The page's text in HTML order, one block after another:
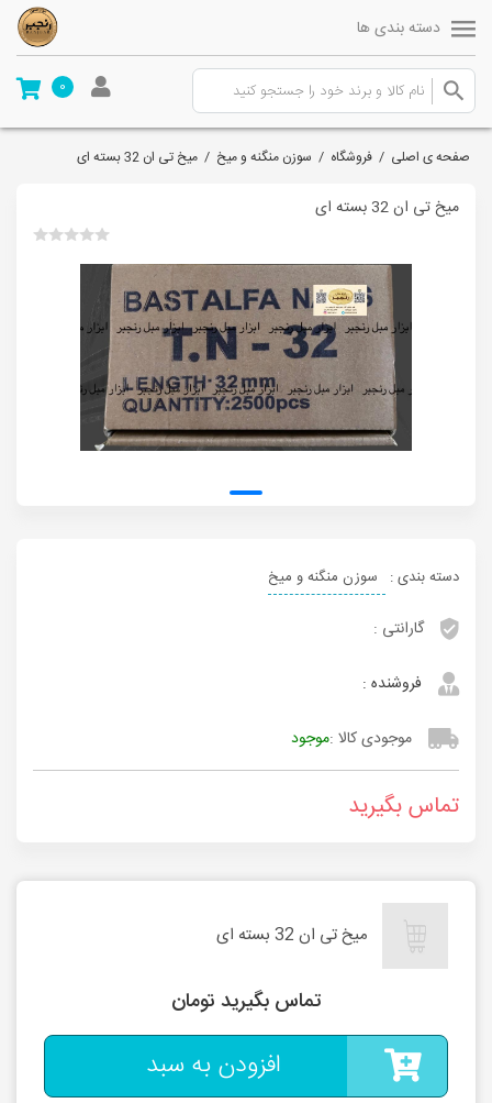
دسته بندی ها
0
صفحه ی اصلی / فروشگاه / سوزن منگنه و میخ / میخ تی ان 32 بسته ای
میخ تی ان 32 بسته ای
دسته بندی : سوزن منگنه و میخ
گارانتی :
فروشنده :
موجودی کالا :موجود
تماس بگیرید
میخ تی ان 32 بسته ای
تماس بگیرید تومان
افزودن به سبد